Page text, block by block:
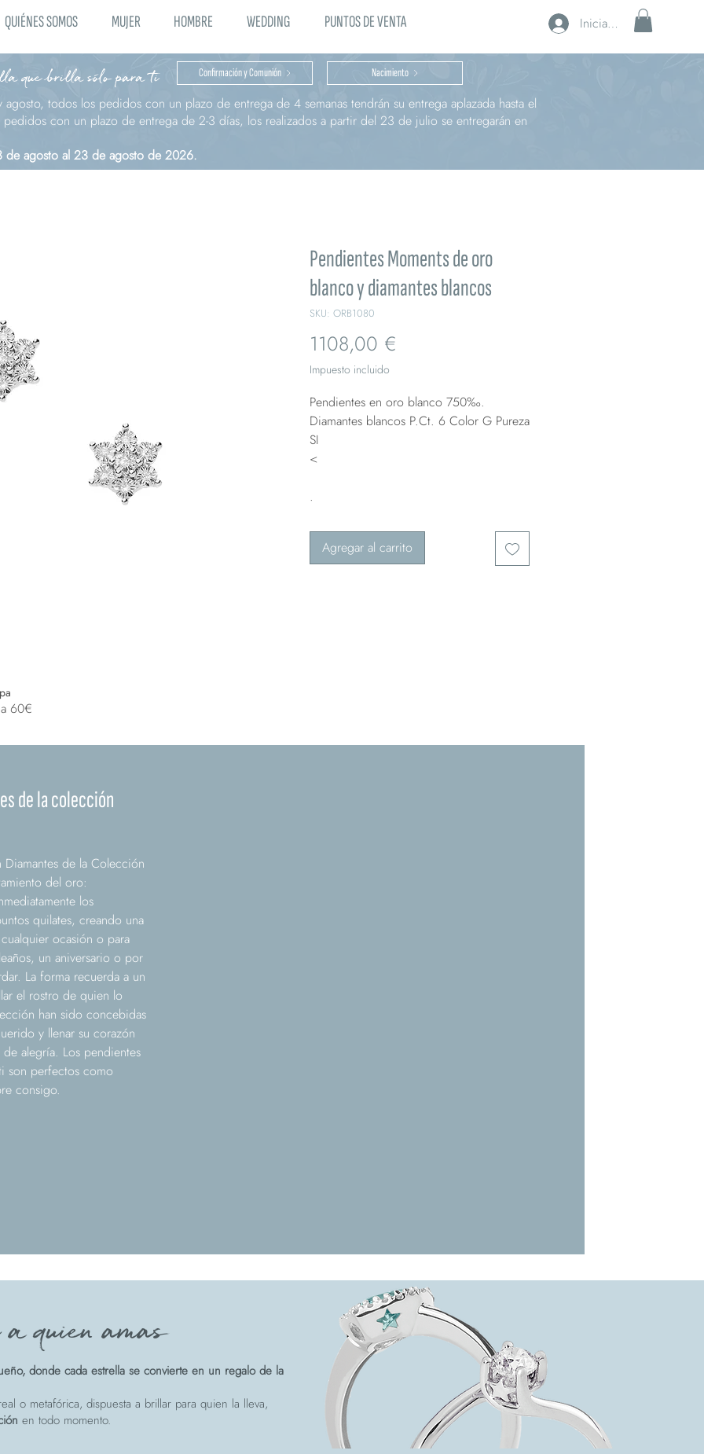
QUIÉNES SOMOS MUJER HOMBRE WEDDING PUNTOS DE VENTA Iniciar sesión
que brilla sólo para ti Confirmación y Comunión Nacimiento
todos los pedidos con un plazo de entrega de 4 semanas tendrán su entrega aplazada hasta el
con un plazo de entrega de 2-3 días, los realizados a partir del 23 de julio se entregarán en
de agosto al 23 de agosto de 2026.
Pendientes Moments de oro
blanco y diamantes blancos
SKU: ORB1080
1108,00 €
Impuesto incluido
Pendientes en oro blanco 750‰.
Diamantes blancos P.Ct. 6 Color G Pureza
SI
<
.
Agregar al carrito
60€
de la colección
de la Colección
del oro:
los
quilates, creando una
ocasión o para
un aniversario o por
La forma recuerda a un
el rostro de quien lo
han sido concebidas
y llenar su corazón
alegría. Los pendientes
son perfectos como
consigo.
quien amas
donde cada estrella se convierte en un regalo de la
o metafórica, dispuesta a brillar para quien la lleva,
en todo momento.